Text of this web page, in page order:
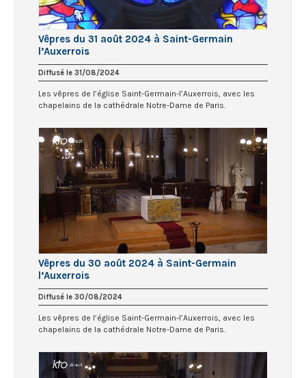
Vêpres du 31 août 2024 à Saint-Germain
l’Auxerrois
Diffusé le 31/08/2024
Les vêpres de l’église Saint-Germain-l’Auxerrois, avec les
chapelains de la cathédrale Notre-Dame de Paris.
Vêpres du 30 août 2024 à Saint-Germain
l’Auxerrois
Diffusé le 30/08/2024
Les vêpres de l’église Saint-Germain-l’Auxerrois, avec les
chapelains de la cathédrale Notre-Dame de Paris.